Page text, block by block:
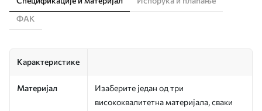
ФАК
Карактеристике
Материјал
Изаберите један од три
висококвалитетна материјала, сваки